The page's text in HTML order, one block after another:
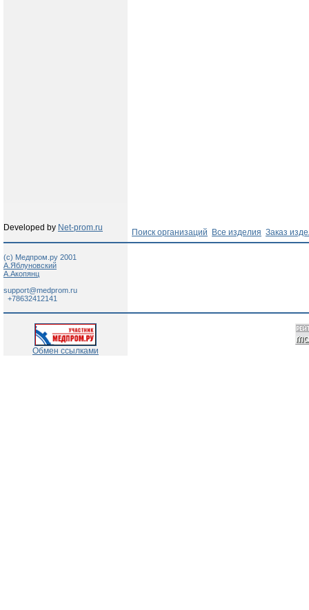
Developed by Net-prom.ru Поиск организаций Все изделия Заказ
(c) Медпром.ру 2001
А.Яблуновский
А.Акопянц
support@medprom.ru
+78632412141
Обмен ссылками